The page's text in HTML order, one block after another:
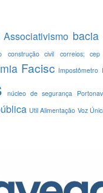
Associativismo bacia
construção civil correios; cep
Facisc Impostômetro
núcleo de segurança
Util Alimentação Voz